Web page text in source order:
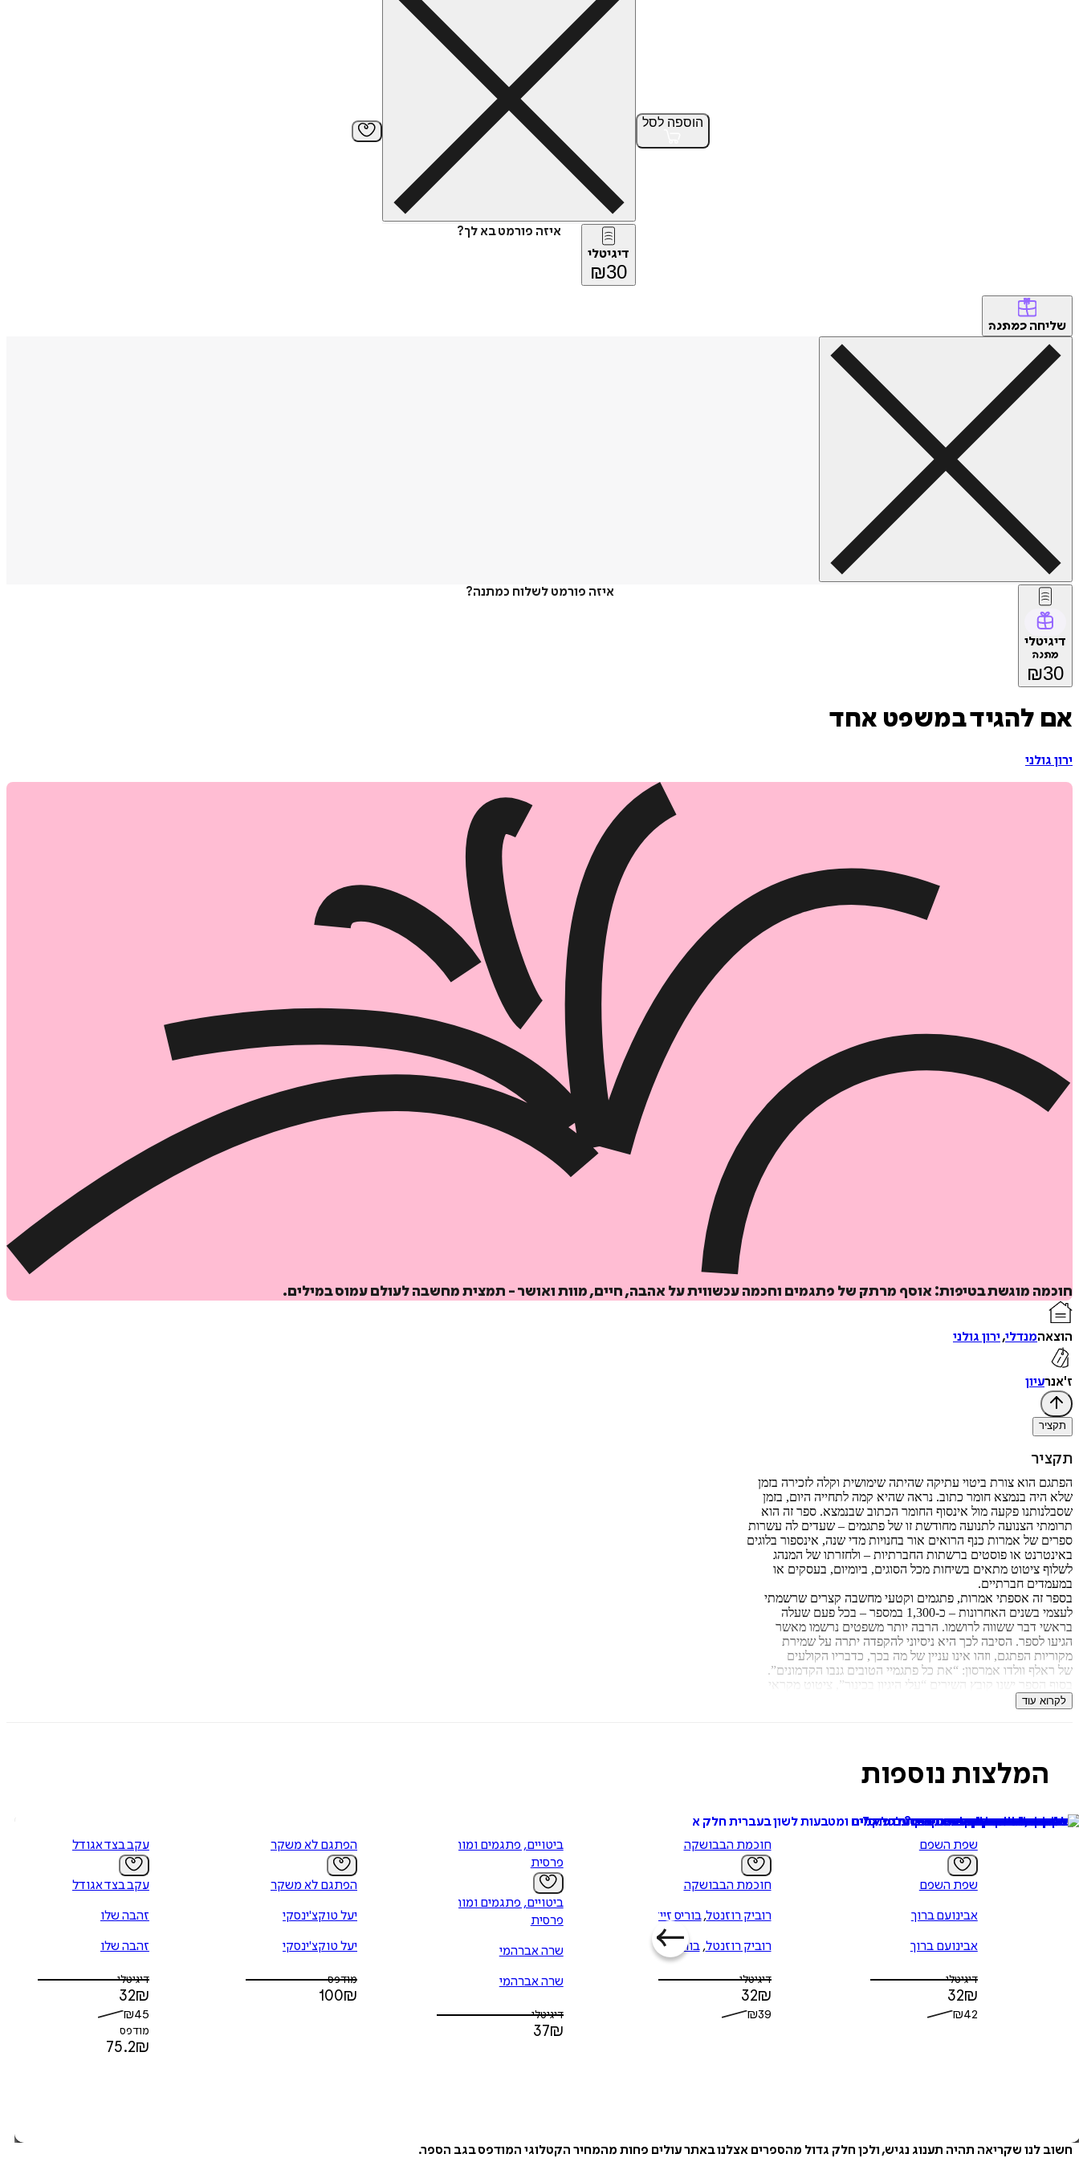
הוספה לסל
איזה פורמט בא לך?
דיגיטלי
₪30
שליחה כמתנה
איזה פורמט לשלוח כמתנה?
דיגיטלי
מתנה
₪30
דיגיטלי
אם להגיד במשפט אחד
ירון גולני
חוכמה מוגשת בטיפות: אוסף מרתק של פתגמים וחכמה עכשווית על אהבה, חיים, מוות ואושר - תמצית מחשבה לעולם עמוס במילים.
הוצאהמנדלי,ירון גולני
ז'אנרעיון
תקציר
תקציר
הפתגם הוא צורת ביטוי עתיקה שהיתה שימושית וקלה לזכירה בזמן
שלא היה בנמצא חומר כתוב. נראה שהיא קמה לתחייה היום, בזמן
שסבלנותנו פקעה מול אינסוף החומר הכתוב שבנמצא. ספר זה הוא
תרומתי הצנועה לתנועה מחודשת זו של פתגמים – שעדים לה עשרות
ספרים של אמרות כנף הרואים אור בחנויות מדי שנה, אינספור בלוגים
באינטרנט או פוסטים ברשתות החברתיות – ולחזרתו של המנהג
לשלוף ציטוט מתאים בשיחות מכל הסוגים, ביומיום, בעסקים או
במעמדים חברתיים.
בספר זה אספתי אמרות, פתגמים וקטעי מחשבה קצרים שרשמתי
לעצמי בשנים האחרונות – כ-1,300 במספר – בכל פעם שעלה
בראשי דבר ששווה לרושמו. הרבה יותר משפטים נרשמו מאשר
הגיעו לספר. הסיבה לכך היא ניסיוני להקפדה יתרה על שמירת
מקוריות הפתגם, וזהו אינו עניין של מה בכך, כדבריו הקולעים
של ראלף וולדו אמרסון: “את כל פתגמיי הטובים גנבו הקדמונים”.
בסוף הספר ישנו קובץ השירים “עלי היגיון בכינור”, ציטוט מקראי
שנתתי לו פירוש חופשי בנוסח “מוסיקה של היגיון”. אלו הם
שירים שהתפתחו כולם מפתגמים. ואחרון חביב, מכיוון שאני
לקרוא עוד
המלצות נוספות
שפת השפם
שפת השפם
אבינועם ברוך
אבינועם ברוך
דיגיטלי
32₪
₪42
חוכמת הבבושקה
חוכמת הבבושקה
רוביק רוזנטל,בוריס זיידמן
רוביק רוזנטל,בוריס זיידמן
דיגיטלי
32₪
₪39
ביטויים, פתגמים ומורשת
פרסית
ביטויים, פתגמים ומורשת
פרסית
שרה אברהמי
שרה אברהמי
דיגיטלי
37₪
הפתגם לא משקר
הפתגם לא משקר
יעל טוקצ'ינסקי
יעל טוקצ'ינסקי
מודפס
100₪
עקב בצד אגודל
עקב בצד אגודל
זהבה שלו
זהבה שלו
דיגיטלי
32₪
₪45
מודפס
75.2₪
חשוב לנו שקריאה תהיה תענוג נגיש, ולכן חלק גדול מהספרים אצלנו באתר עולים פחות מהמחיר הקטלוגי המודפס בגב הספר.